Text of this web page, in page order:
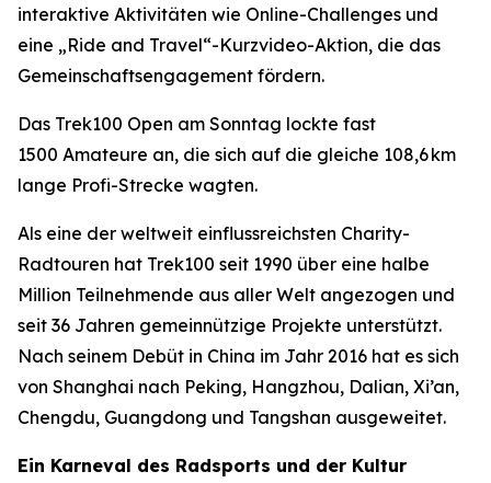
interaktive Aktivitäten wie Online-Challenges und
eine „Ride and Travel“-Kurzvideo-Aktion, die das
Gemeinschaftsengagement fördern.
Das Trek100 Open am Sonntag lockte fast
1500 Amateure an, die sich auf die gleiche 108,6 km
lange Profi-Strecke wagten.
Als eine der weltweit einflussreichsten Charity-
Radtouren hat Trek100 seit 1990 über eine halbe
Million Teilnehmende aus aller Welt angezogen und
seit 36 Jahren gemeinnützige Projekte unterstützt.
Nach seinem Debüt in China im Jahr 2016 hat es sich
von Shanghai nach Peking, Hangzhou, Dalian, Xi’an,
Chengdu, Guangdong und Tangshan ausgeweitet.
Ein Karneval des Radsports und der Kultur